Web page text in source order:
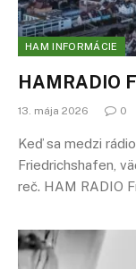
HAM INFORMÁCIE
HAMRADIO
13. mája 2026 0
Keď sa medzi
Friedrichshafen,
reč. HAM RADIO